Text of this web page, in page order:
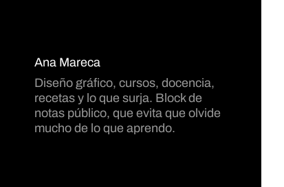
Ana Mareca
Diseño gráfico, cursos, docencia,
recetas y lo que surja. Block de
notas público, que evita que olvide
mucho de lo que aprendo.